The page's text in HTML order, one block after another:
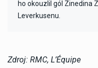
ho okouzlil gól Zinedina
Leverkusenu.
Zdroj: RMC, L’Équipe